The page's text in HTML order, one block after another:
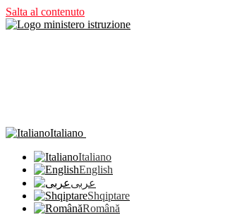
Salta al contenuto
Italiano
Italiano
English
عربى
Shqiptare
Română